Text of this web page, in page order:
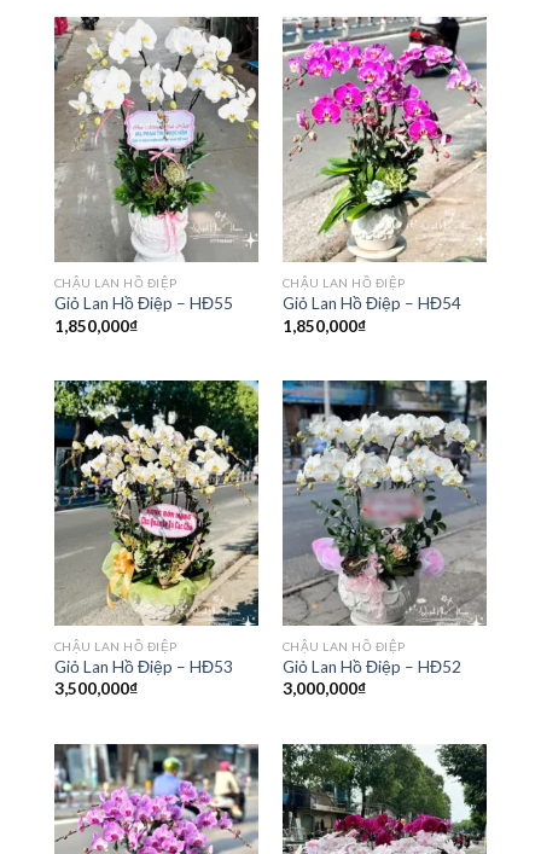
CHẬU LAN HỒ ĐIỆP
Giỏ Lan Hồ Điệp – HĐ55
1,850,000₫
CHẬU LAN HỒ ĐIỆP
Giỏ Lan Hồ Điệp – HĐ54
1,850,000₫
CHẬU LAN HỒ ĐIỆP
Giỏ Lan Hồ Điệp – HĐ53
3,500,000₫
CHẬU LAN HỒ ĐIỆP
Giỏ Lan Hồ Điệp – HĐ52
3,000,000₫